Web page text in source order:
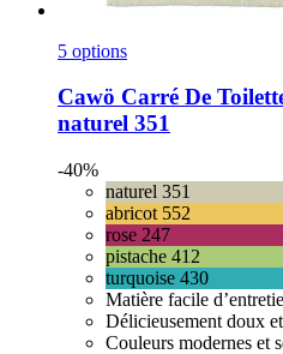
5 options
Cawö Carré De
naturel 351
-40%
naturel 351
abricot 552
rose 247
pistache 412
turquoise 430
Matière facile
Délicieusement doux
Couleurs modernes et